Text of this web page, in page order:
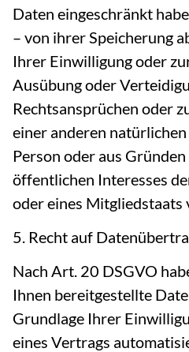
Daten eingeschränkt
– von ihrer Speicherung
Ihrer Einwilligung oder
Ausübung oder
Rechtsansprüchen oder
einer anderen
Person oder aus
öffentlichen Interesses
oder eines
5. Recht auf
Nach Art. 20 DSGVO
Ihnen bereitgestellte
Grundlage Ihrer
eines Vertrags